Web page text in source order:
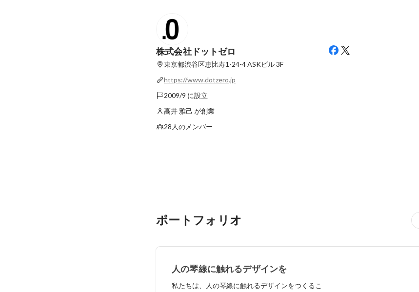
株式会社ドットゼロ
東京都渋谷区恵比寿1-24-4ASKビル 3F
https://www.dotzero.jp
2009/9 に設立
高井 雅己 が創業
28人のメンバー
ポートフォリオ
人の琴線に触れるデザインを
私たちは、人の琴線に触れるデザインをつくるこ